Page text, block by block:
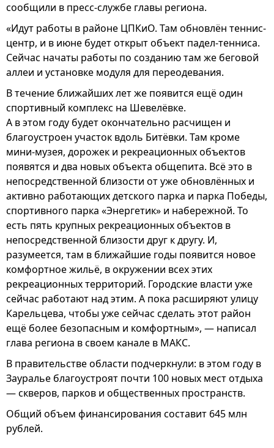
сообщили в пресс-службе главы региона.
«Идут работы в районе ЦПКиО. Там обновлён теннис-
центр, и в июне будет открыт объект падел-тенниса.
Сейчас начаты работы по созданию там же беговой
аллеи и установке модуля для переодевания.
В течение ближайших лет же появится ещё один
спортивный комплекс на Шевелёвке.
А в этом году будет окончательно расчищен и
благоустроен участок вдоль Битёвки. Там кроме
мини-музея, дорожек и рекреационных объектов
появятся и два новых объекта общепита. Всё это в
непосредственной близости от уже обновлённых и
активно работающих детского парка и парка Победы,
спортивного парка «Энергетик» и набережной. То
есть пять крупных рекреационных объектов в
непосредственной близости друг к другу. И,
разумеется, там в ближайшие годы появится новое
комфортное жильё, в окружении всех этих
рекреационных территорий. Городские власти уже
сейчас работают над этим. А пока расширяют улицу
Карельцева, чтобы уже сейчас сделать этот район
ещё более безопасным и комфортным», — написал
глава региона в своем канале в МАКС.
В правительстве области подчеркнули: в этом году в
Зауралье благоустроят почти 100 новых мест отдыха
— скверов, парков и общественных пространств.
Общий объем финансирования составит 645 млн
рублей.